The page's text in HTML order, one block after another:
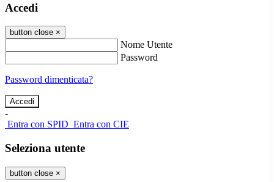
Accedi
button close ×
Nome Utente
Password
Password dimenticata?
-
Entra con SPID Entra con CIE
Seleziona utente
button close ×